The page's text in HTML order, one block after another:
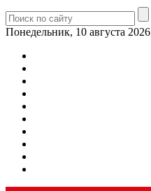
Понедельник, 10 августа 2026